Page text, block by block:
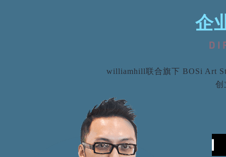
企
williamhill联合旗下 BOSi Art
创